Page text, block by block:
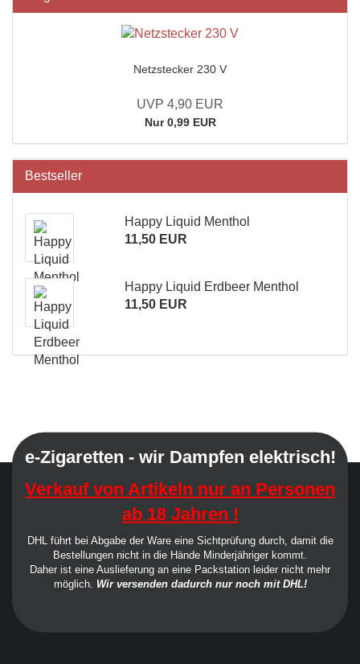
Netzstecker 230 V
UVP 4,90 EUR
Nur 0,99 EUR
Bestseller
Happy Liquid Menthol
11,50 EUR
Happy Liquid Erdbeer Menthol
11,50 EUR
e-Zigaretten - wir Dampfen elektrisch!
Verkauf von Artikeln nur an Personen
ab 18 Jahren !
DHL führt bei Abgabe der Ware eine Sichtprüfung durch, damit die
Bestellungen nicht in die Hände Minderjähriger kommt.
Daher ist eine Auslieferung an eine Packstation leider nicht mehr
möglich. Wir versenden dadurch nur noch mit DHL!